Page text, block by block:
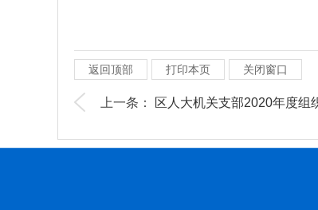
返回顶部 打印本页 关闭窗口
上一条： 区人大机关支部2020年度组